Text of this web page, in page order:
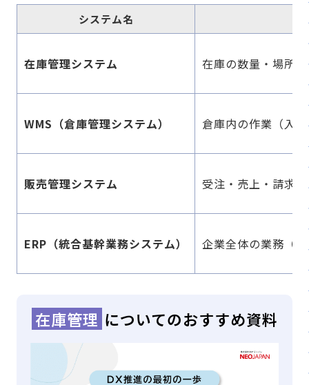
システム名
在庫管理システム 在庫の数量・場所
WMS（倉庫管理システム） 倉庫内の作業（入
販売管理システム 受注・売上・請求
ERP（統合基幹業務システム） 企業全体の業務（
在庫管理 についてのおすすめ資料